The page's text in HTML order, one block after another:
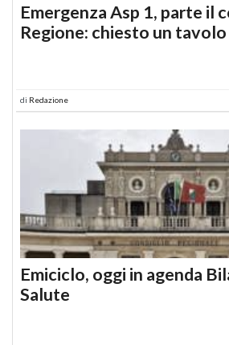
Emergenza Asp 1, parte il
Regione: chiesto un
di Redazione
Emiciclo, oggi in agenda
Salute